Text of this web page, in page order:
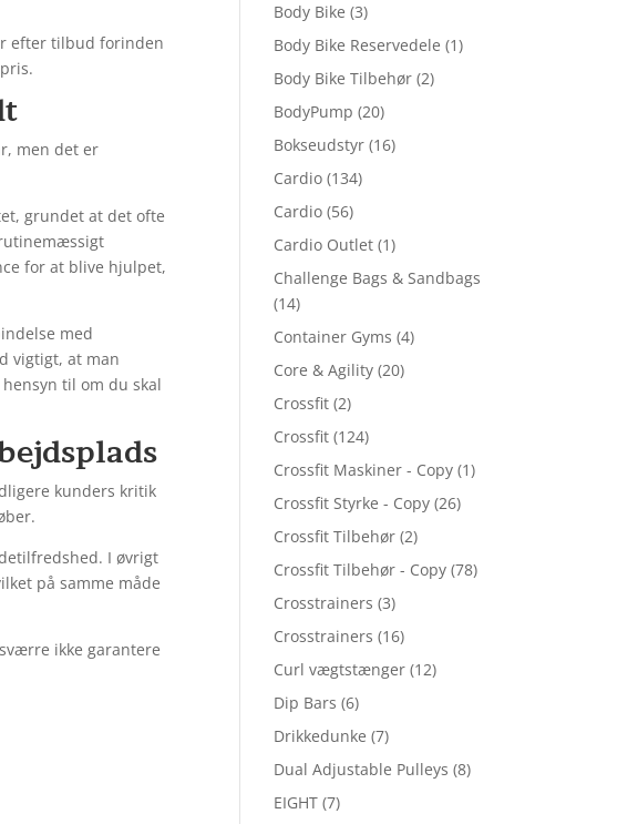
efter tilbud forinden
men det er
grundet at det ofte
for at blive hjulpet,
med
vigtigt, at man
til om du skal
kunders kritik
I øvrigt
på samme måde
ikke garantere
Body Bike (3)
Body Bike Reservedele (1)
Body Bike Tilbehør (2)
BodyPump (20)
Bokseudstyr (16)
Cardio (134)
Cardio (56)
Cardio Outlet (1)
Challenge Bags & Sandbags
(14)
Container Gyms (4)
Core & Agility (20)
Crossfit (2)
Crossfit (124)
Crossfit Maskiner - Copy (1)
Crossfit Styrke - Copy (26)
Crossfit Tilbehør (2)
Crossfit Tilbehør - Copy (78)
Crosstrainers (3)
Crosstrainers (16)
Curl vægtstænger (12)
Dip Bars (6)
Drikkedunke (7)
Dual Adjustable Pulleys (8)
EIGHT (7)